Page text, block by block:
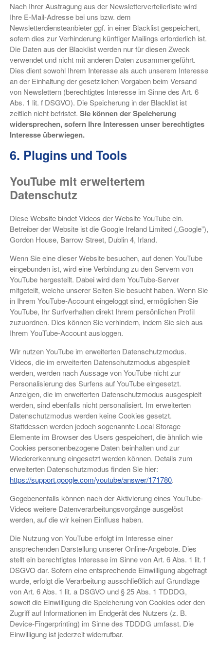
Nach Ihrer Austragung aus der Newsletterverteilerliste wird
Ihre E-Mail-Adresse bei uns bzw. dem
Newsletterdiensteanbieter ggf. in einer Blacklist gespeichert,
sofern dies zur Verhinderung künftiger Mailings erforderlich ist.
Die Daten aus der Blacklist werden nur für diesen Zweck
verwendet und nicht mit anderen Daten zusammengeführt.
Dies dient sowohl Ihrem Interesse als auch unserem Interesse
an der Einhaltung der gesetzlichen Vorgaben beim Versand
von Newslettern (berechtigtes Interesse im Sinne des Art. 6
Abs. 1 lit. f DSGVO). Die Speicherung in der Blacklist ist
zeitlich nicht befristet. Sie können der Speicherung
widersprechen, sofern Ihre Interessen unser berechtigtes
Interesse überwiegen.
6. Plugins und Tools
YouTube mit erweitertem
Datenschutz
Diese Website bindet Videos der Website YouTube ein.
Betreiber der Website ist die Google Ireland Limited („Google”),
Gordon House, Barrow Street, Dublin 4, Irland.
Wenn Sie eine dieser Website besuchen, auf denen YouTube
eingebunden ist, wird eine Verbindung zu den Servern von
YouTube hergestellt. Dabei wird dem YouTube-Server
mitgeteilt, welche unserer Seiten Sie besucht haben. Wenn Sie
in Ihrem YouTube-Account eingeloggt sind, ermöglichen Sie
YouTube, Ihr Surfverhalten direkt Ihrem persönlichen Profil
zuzuordnen. Dies können Sie verhindern, indem Sie sich aus
Ihrem YouTube-Account ausloggen.
Wir nutzen YouTube im erweiterten Datenschutzmodus.
Videos, die im erweiterten Datenschutzmodus abgespielt
werden, werden nach Aussage von YouTube nicht zur
Personalisierung des Surfens auf YouTube eingesetzt.
Anzeigen, die im erweiterten Datenschutzmodus ausgespielt
werden, sind ebenfalls nicht personalisiert. Im erweiterten
Datenschutzmodus werden keine Cookies gesetzt.
Stattdessen werden jedoch sogenannte Local Storage
Elemente im Browser des Users gespeichert, die ähnlich wie
Cookies personenbezogene Daten beinhalten und zur
Wiedererkennung eingesetzt werden können. Details zum
erweiterten Datenschutzmodus finden Sie hier:
https://support.google.com/youtube/answer/171780.
Gegebenenfalls können nach der Aktivierung eines YouTube-
Videos weitere Datenverarbeitungsvorgänge ausgelöst
werden, auf die wir keinen Einfluss haben.
Die Nutzung von YouTube erfolgt im Interesse einer
ansprechenden Darstellung unserer Online-Angebote. Dies
stellt ein berechtigtes Interesse im Sinne von Art. 6 Abs. 1 lit. f
DSGVO dar. Sofern eine entsprechende Einwilligung abgefragt
wurde, erfolgt die Verarbeitung ausschließlich auf Grundlage
von Art. 6 Abs. 1 lit. a DSGVO und § 25 Abs. 1 TDDDG,
soweit die Einwilligung die Speicherung von Cookies oder den
Zugriff auf Informationen im Endgerät des Nutzers (z. B.
Device-Fingerprinting) im Sinne des TDDDG umfasst. Die
Einwilligung ist jederzeit widerrufbar.